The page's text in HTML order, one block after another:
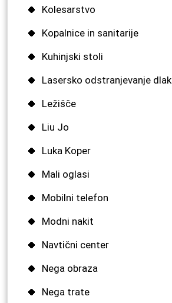
Kolesarstvo
Kopalnice in sanitarije
Kuhinjski stoli
Lasersko odstranjevanje dlak
Ležišče
Liu Jo
Luka Koper
Mali oglasi
Mobilni telefon
Modni nakit
Navtični center
Nega obraza
Nega trate